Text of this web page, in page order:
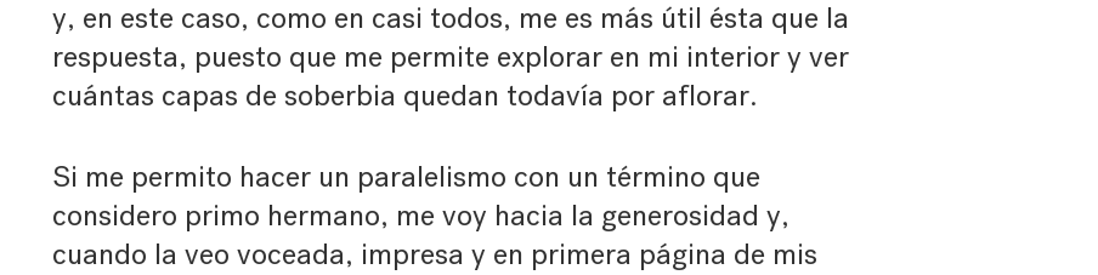
y, en este caso, como en casi todos, me es más útil ésta que la
respuesta, puesto que me permite explorar en mi interior y ver
cuántas capas de soberbia quedan todavía por aflorar.
Si me permito hacer un paralelismo con un término que
considero primo hermano, me voy hacia la generosidad y,
cuando la veo voceada, impresa y en primera página de mis